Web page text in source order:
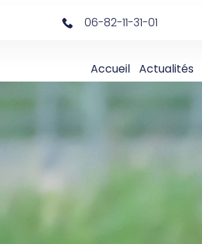
06-82-11-31-01
Accueil Actualités